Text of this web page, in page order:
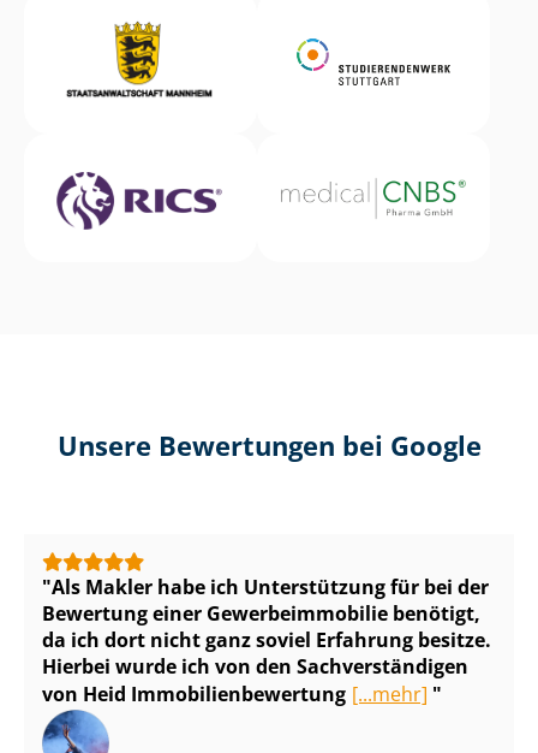
Unsere Bewertungen bei Google
Als Makler habe ich Unterstützung für bei der
Bewertung einer Ge­wer­be­im­mo­bi­lie benötigt,
da ich dort nicht ganz soviel Erfahrung besitze.
Hierbei wurde ich von den Sach­ver­stän­di­gen
von Heid Im­mo­bi­li­en­be­wer­tung [...mehr]